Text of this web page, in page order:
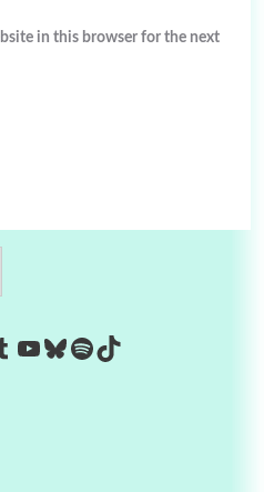
in this browser for the next
YouTube
Bluesky
Spotify
TikTok